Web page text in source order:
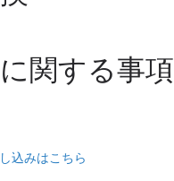
関する事項
込みはこちら